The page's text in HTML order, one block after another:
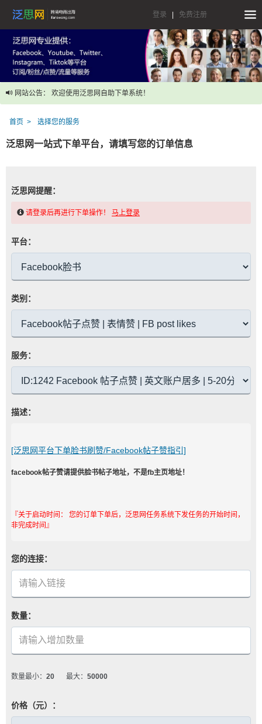
登录 免费注册
网站公告： 欢迎使用泛思网自助下单系统！
首页 选择您的服务
泛思网一站式下单平台，请填写您的订单信息
泛思网提醒：
请登录后再进行下单操作！ 马上登录
平台：
类别：
服务：
描述：
[泛思网平台下单脸书刷赞/Facebook帖子赞指引]
facebook帖子赞请提供脸书帖子地址，不是fb主页地址！
『关于启动时间： 您的订单下单后，泛思网任务系统下发任务的开始时间，
非完成时间』
您的连接：
数量：
数量最小： 20 最大： 50000
价格（元）：